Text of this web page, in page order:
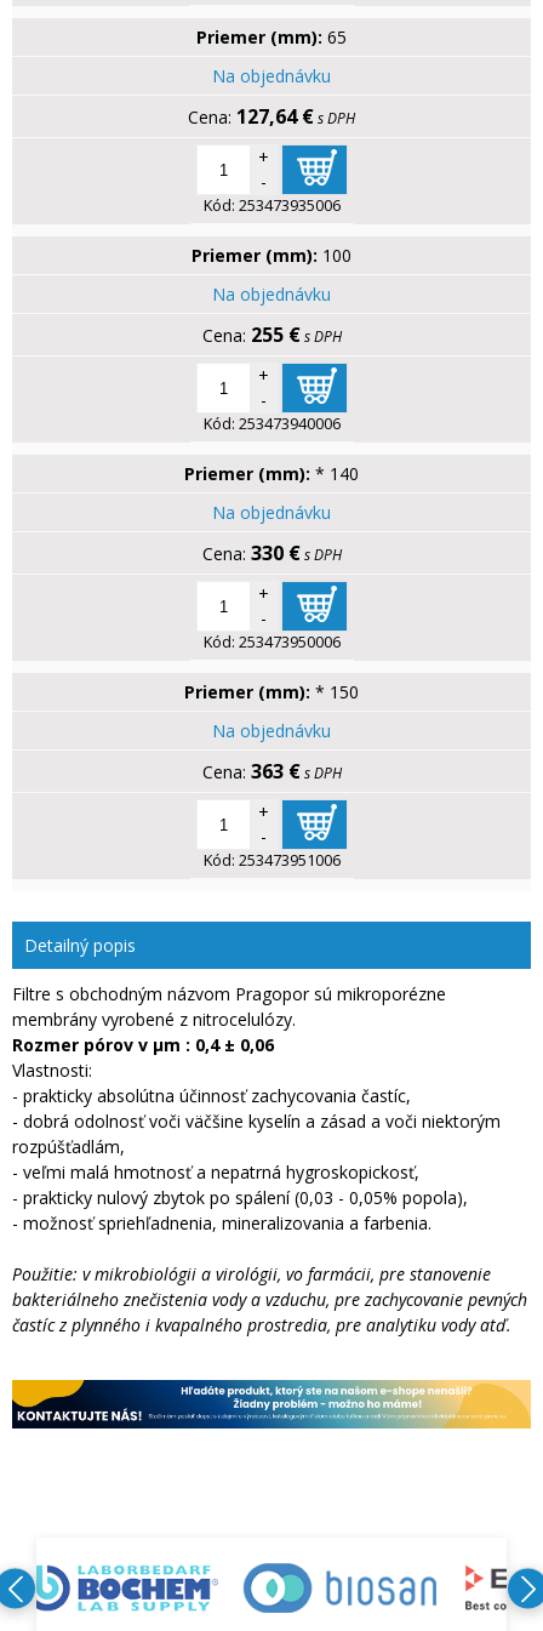
Priemer (mm): 65
Na objednávku
127,64 €s DPH
+
-
Kód: 253473935006
Priemer (mm): 100
Na objednávku
255 € s DPH
+
-
Kód: 253473940006
Priemer (mm): * 140
Na objednávku
330 € s DPH
+
-
Kód: 253473950006
Priemer (mm): * 150
Na objednávku
363 € s DPH
+
-
Kód: 253473951006
Detailný popis
Filtre s obchodným názvom Pragopor sú mikroporézne
membrány vyrobené z nitrocelulózy.
Rozmer pórov v µm : 0,4 ± 0,06
Vlastnosti:
- prakticky absolútna účinnosť zachycovania častíc,
- dobrá odolnosť voči väčšine kyselín a zásad a voči niektorým
rozpúšťadlám,
- veľmi malá hmotnosť a nepatrná hygroskopickosť,
- prakticky nulový zbytok po spálení (0,03 - 0,05% popola),
- možnosť spriehľadnenia, mineralizovania a farbenia.
Použitie: v mikrobiológii a virológii, vo farmácii, pre stanovenie
bakteriálneho znečistenia vody a vzduchu, pre zachycovanie pevných
častíc z plynného i kvapalného prostredia, pre analytiku vody atď.